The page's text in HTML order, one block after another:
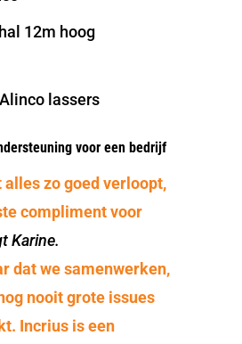
voor een bedrijf
alles zo goed verloopt,
compliment voor
Karine.
dat we samenwerken,
nooit grote issues
Incrius is een